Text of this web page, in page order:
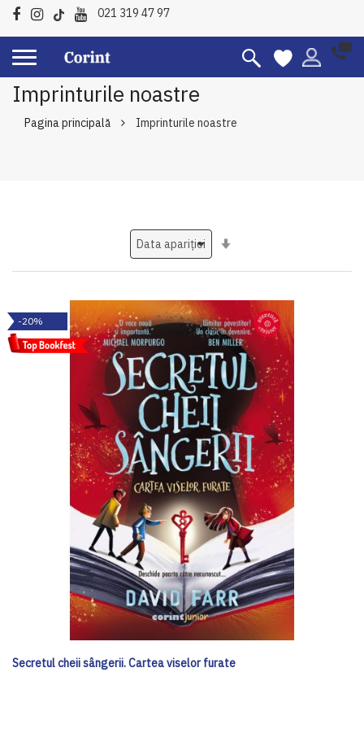
021 319 47 97
Imprinturile noastre
Pagina principală Imprinturile noastre
-20%
Secretul cheii sângerii. Cartea viselor furate